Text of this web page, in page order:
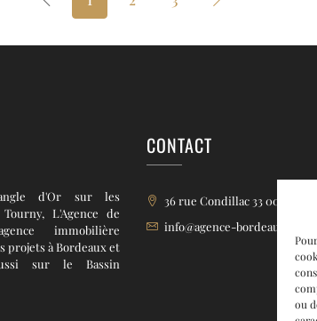
ou
d'Or sur les
L'Agence de
immobilière
projets à Bordeaux et
sur le Bassin
CONTACT
36 rue Condillac 33 000
info@agence-bordeaux.fr